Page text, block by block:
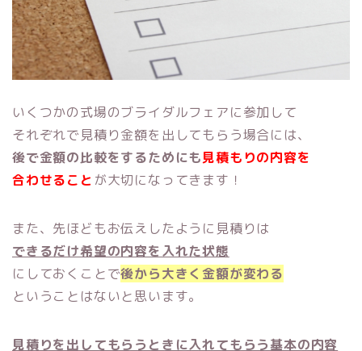
いくつかの式場のブライダルフェアに参加して
それぞれで見積り金額を出してもらう場合には、
後で金額の比較をするためにも見積もりの内容を
合わせること が大切になってきます！
また、先ほどもお伝えしたように見積りは
できるだけ希望の内容を入れた状態
にしておくことで後から大きく金額が変わる
ということはないと思います。
見積りを出してもらうときに入れてもらう基本の内容